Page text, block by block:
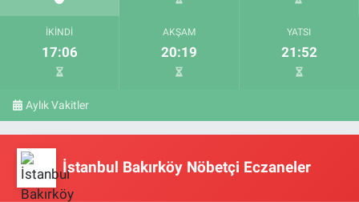
İKINDI
17:06
AKŞAM
20:19
YATSI
21:52
Aylık Vakitler
İstanbul Bakırköy Nöbetçi Eczaneler